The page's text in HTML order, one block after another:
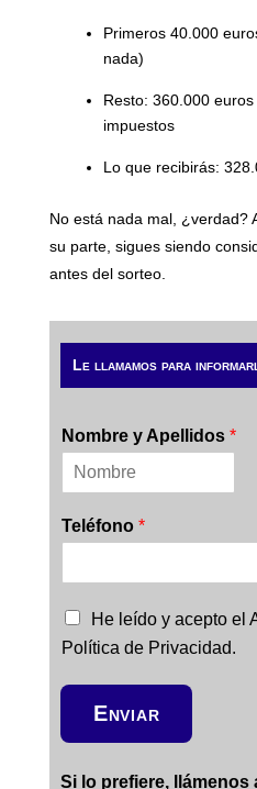
Primeros 40.000
nada)
Resto: 360.000
impuestos
Lo que recibirás:
No está nada mal, ¿verdad?
su parte, sigues siendo
antes del sorteo.
Le llamamos para
Nombre y Apellidos *
o
m
e
Teléfono *
C
a
s
a
He leído y acepto el
Política de Privacidad.
Enviar
Si lo prefiere, llámenos